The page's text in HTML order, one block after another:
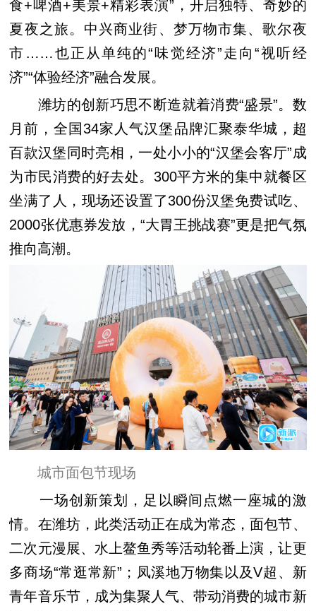
食+啤酒+美景+精彩表演”，开启独特、奇妙的
夏夜之旅。中兴商业街、梦万物市集、歌尔夜
市……也正从单纯的“味觉经济”走向“视听经
济”“体验经济”融合发展。
潍坊的创新巧思不断造就着消费“盛景”。数
月前，全国34家人气汉堡品牌汇聚泰华城，超
百款汉堡同时亮相，一处小小的“汉堡会客厅”成
为市民消费的好去处。300平方米的集中就餐区
坐满了人，现场还设置了300份汉堡免费试吃、
2000张优惠券发放，“大胃王挑战赛”更是把气氛
推向高潮。
城市面包节现场
一场创新策划，足以瞬间点燃一座城的激
情。在潍坊，此类活动正在成为常态，面包节、
二次元漫展、水上鳌鱼秀等活动轮番上演，让更
多商场“常逛常新”；凤溪地万物集以及V超、新
青年音乐节，成为集聚人气、带动消费的城市新